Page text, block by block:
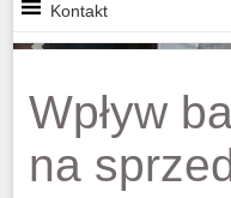
Kontakt
Oświetlenie
sieciowa
piekarnia /
cukiernia
Warszawa
Wpływ
na